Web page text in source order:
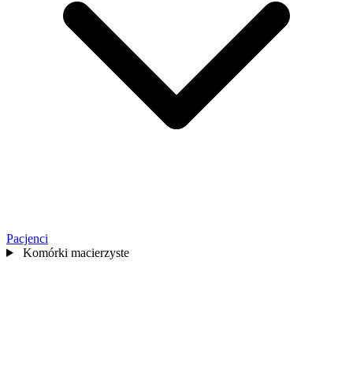
Pacjenci
Komórki macierzyste